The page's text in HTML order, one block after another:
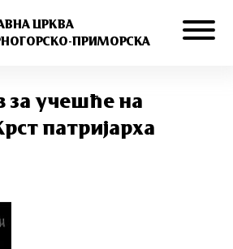
ЦРКВА
ПРИМОРСКА
за учешће на
патријарха